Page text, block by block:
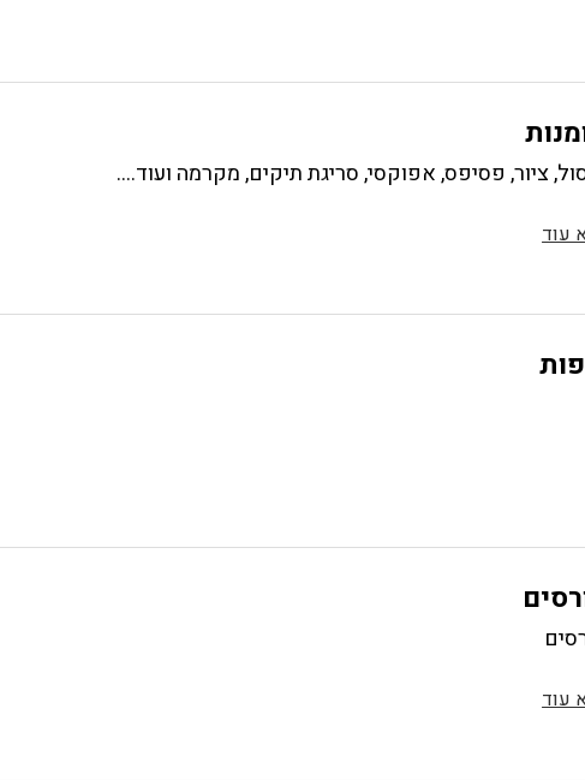
ציור, פסיפס, אפוקסי, סריגת תיקים, מקרמה ועוד....
עוד
עוד